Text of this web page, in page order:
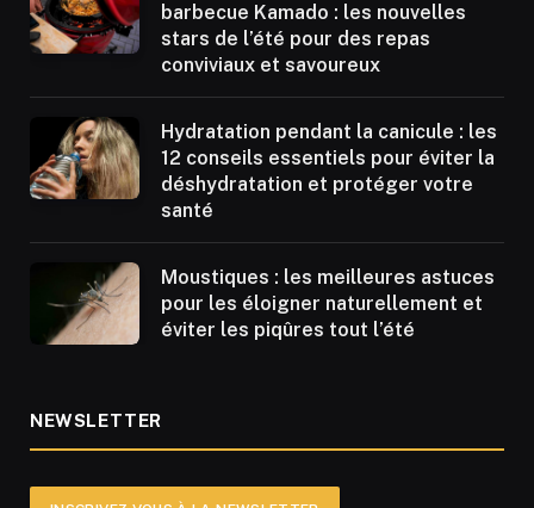
barbecue Kamado : les nouvelles
stars de l’été pour des repas
conviviaux et savoureux
Hydratation pendant la canicule : les
12 conseils essentiels pour éviter la
déshydratation et protéger votre
santé
Moustiques : les meilleures astuces
pour les éloigner naturellement et
éviter les piqûres tout l’été
NEWSLETTER